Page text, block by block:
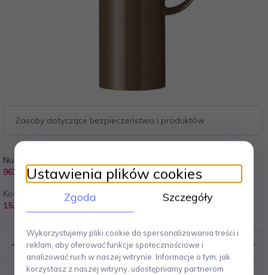
Zasoby dotyczące bezpieczeństwa i produktów
Numer Katalogowy:
963
Zazwyczaj od 3 - 10 dni
Koszt wysyłki od:
15.00 PLN
Producent:
Ustawienia plików cookies
Zgoda Szczegóły
Wykorzystujemy pliki cookie do spersonalizowania treści i
reklam, aby oferować funkcje społecznościowe i
analizować ruch w naszej witrynie. Informacje o tym, jak
korzystasz z naszej witryny, udostępniamy partnerom